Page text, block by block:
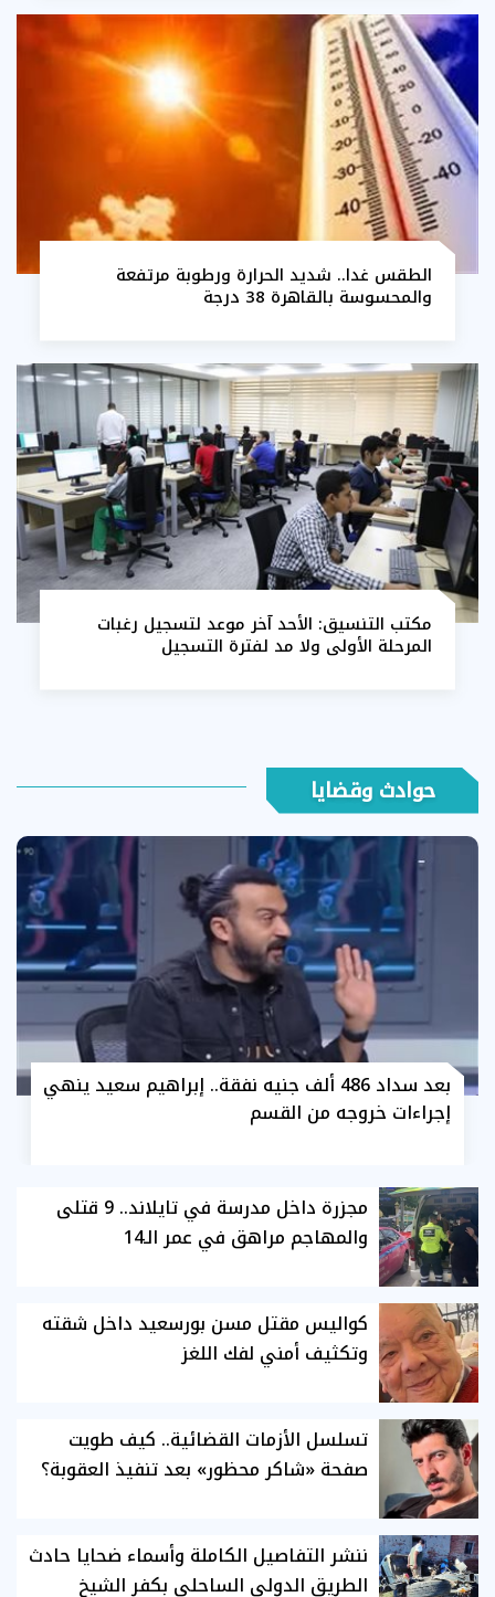
الطقس غدا.. شديد الحرارة ورطوبة مرتفعة
والمحسوسة بالقاهرة 38 درجة
مكتب التنسيق: الأحد آخر موعد لتسجيل رغبات
المرحلة الأولى ولا مد لفترة التسجيل
حوادث وقضايا
بعد سداد 486 ألف جنيه نفقة.. إبراهيم سعيد ينهي
إجراءات خروجه من القسم
مجزرة داخل مدرسة في تايلاند.. 9 قتلى
والمهاجم مراهق في عمر الـ14
كواليس مقتل مسن بورسعيد داخل شقته
وتكثيف أمني لفك اللغز
تسلسل الأزمات القضائية.. كيف طويت
صفحة «شاكر محظور» بعد تنفيذ العقوبة؟
ننشر التفاصيل الكاملة وأسماء ضحايا حادث
الطريق الدولي الساحلي بكفر الشيخ